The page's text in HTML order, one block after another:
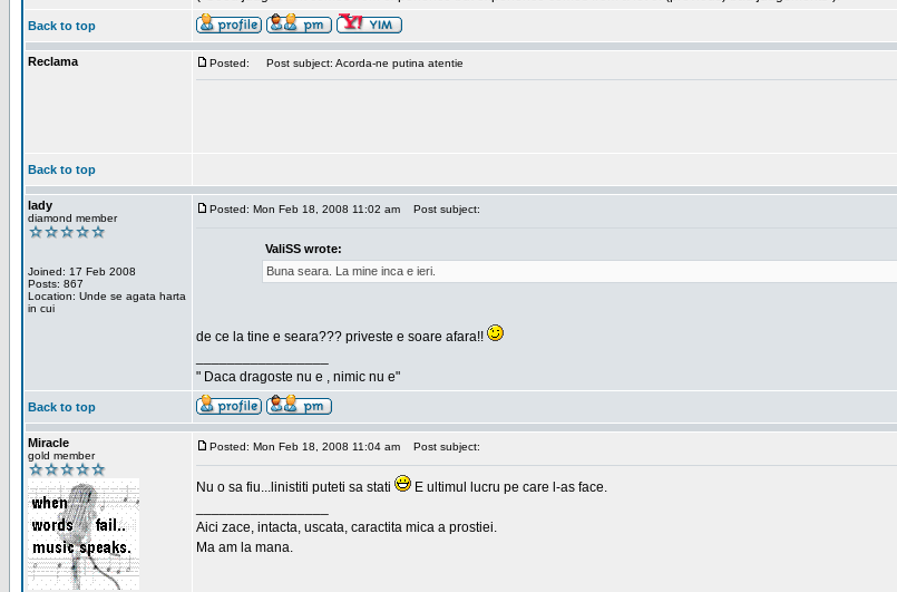
Back to top
Reclama Posted: Post subject: Acorda-ne putina atentie
Back to top
lady
diamond member
Joined: 17 Feb 2008
Posts: 867
Location: Unde se agata harta
in cui
Posted: Mon Feb 18, 2008 11:02 am Post subject:
ValiSS wrote:
Buna seara. La mine inca e ieri.
de ce la tine e seara??? priveste e soare afara!!
" Daca dragoste nu e , nimic nu e"
Back to top
Miracle
gold member
Posted: Mon Feb 18, 2008 11:04 am Post subject:
Nu o sa fiu...linistiti puteti sa stati
E ultimul lucru pe care l-as face.
Aici zace, intacta, uscata, caractita mica a prostiei.
Ma am la mana.